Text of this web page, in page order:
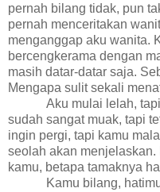
pernah bilang tidak, pun
pernah menceritakan
menganggap aku wanita.
bercengkerama dengan
masih datar-datar saja.
Mengapa sulit sekali
Aku mulai lelah,
sudah sangat muak, tapi
ingin pergi, tapi kamu
seolah akan
kamu, betapa tamaknya
Kamu bilang,